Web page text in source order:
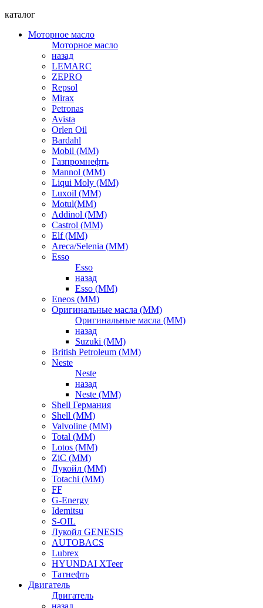
каталог
Моторное масло
Моторное масло
назад
LEMARC
ZEPRO
Repsol
Mirax
Petronas
Avista
Orlen Oil
Bardahl
Mobil (ММ)
Газпромнефть
Mannol (ММ)
Liqui Moly (ММ)
Luxoil (ММ)
Motul(ММ)
Addinol (ММ)
Castrol (ММ)
Elf (ММ)
Areca/Selenia (ММ)
Esso
Esso
назад
Esso (ММ)
Eneos (ММ)
Оригинальные масла (ММ)
Оригинальные масла (ММ)
назад
Suzuki (ММ)
British Petroleum (ММ)
Neste
Neste
назад
Neste (ММ)
Shell Германия
Shell (ММ)
Valvoline (ММ)
Total (ММ)
Lotos (ММ)
ZiC (ММ)
Лукойл (ММ)
Totachi (MM)
FF
G-Energy
Idemitsu
S-OIL
Лукойл GENESIS
AUTOBACS
Lubrex
HYUNDAI XTeer
Татнефть
Двигатель
Двигатель
назад